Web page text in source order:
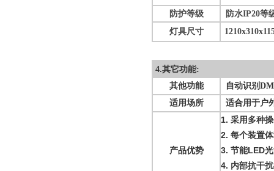
防护等级 防水IP20等
灯具尺寸
4.其它功能:
其他功能 自动识别
适用场所 适合用于户
产品优势
1. 采用多种
2. 每个装置
3. 节能LED
4. 内部抗干